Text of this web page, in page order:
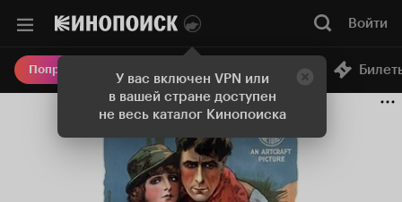
У вас включен VPN или
в вашей стране доступен
не весь каталог Кинопоиска
Войти
Попробовать Плюс Онлайн-кинотеатр